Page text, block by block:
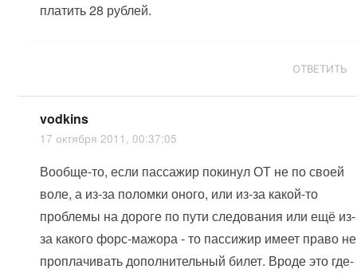
платить 28 рублей.
ОТВЕТИТЬ
vodkins
17 октября 2011, 00:37:05
Вообще-то, если пассажир покинул ОТ не по своей
воле, а из-за поломки оного, или из-за какой-то
проблемы на дороге по пути следования или ещё из-
за какого форс-мажора - то пассижир имеет право не
проплачивать дополнительный билет. Вроде это где-